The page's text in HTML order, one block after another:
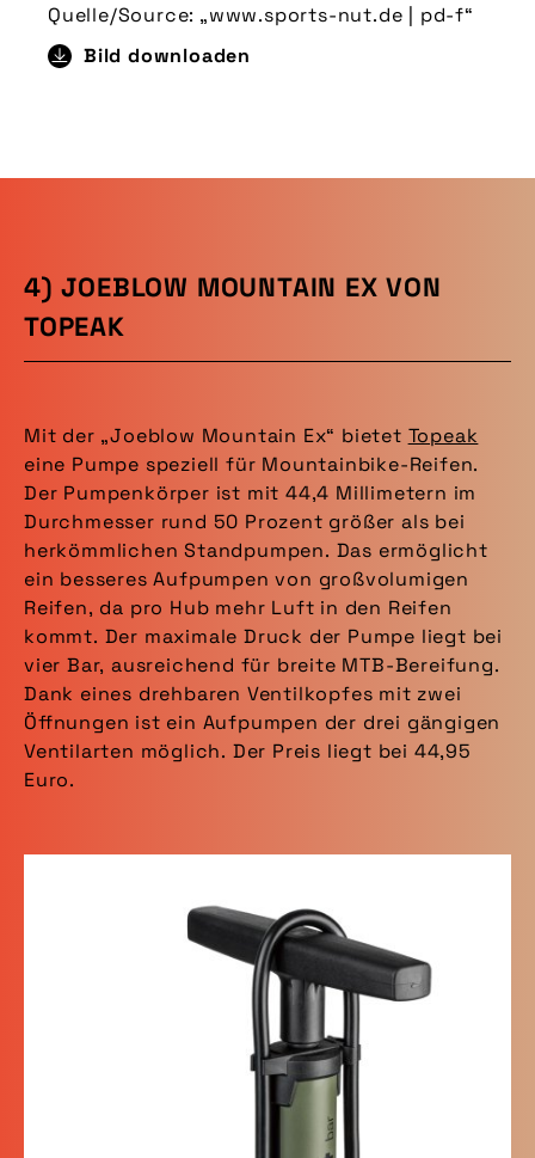
Quelle/Source: „www.sports-nut.de | pd-f“
Bild downloaden
4) JOEBLOW MOUNTAIN EX VON
TOPEAK
Mit der „Joeblow Mountain Ex“ bietet Topeak
eine Pumpe speziell für Mountainbike-Reifen.
Der Pumpenkörper ist mit 44,4 Millimetern im
Durchmesser rund 50 Prozent größer als bei
herkömmlichen Standpumpen. Das ermöglicht
ein besseres Aufpumpen von großvolumigen
Reifen, da pro Hub mehr Luft in den Reifen
kommt. Der maximale Druck der Pumpe liegt bei
vier Bar, ausreichend für breite MTB-Bereifung.
Dank eines drehbaren Ventilkopfes mit zwei
Öffnungen ist ein Aufpumpen der drei gängigen
Ventilarten möglich. Der Preis liegt bei 44,95
Euro.